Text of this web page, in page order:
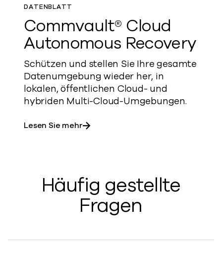
DATENBLATT
Commvault® Cloud
Autonomous Recovery
Schützen und stellen Sie Ihre gesamte
Datenumgebung wieder her, in
lokalen, öffentlichen Cloud- und
hybriden Multi-Cloud-Umgebungen.
Lesen Sie mehrüber Commvault® Cloud
Häufig gestellte
Fragen